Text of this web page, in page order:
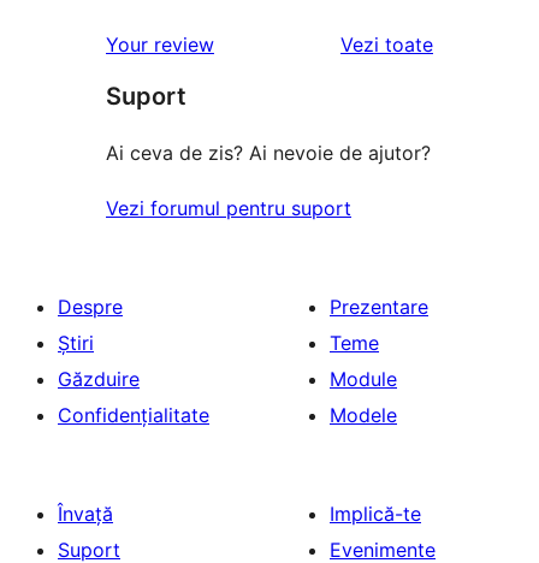
(stele)
recenzii
(stele)
–
recenzii
Your review Vezi toaterecenziile
Suport
Ai ceva de zis? Ai nevoie de ajutor?
Vezi forumul pentru suport
Despre
Știri
Găzduire
Confidențialitate
Prezentare
Teme
Module
Modele
Învață
Suport
Implică-te
Evenimente